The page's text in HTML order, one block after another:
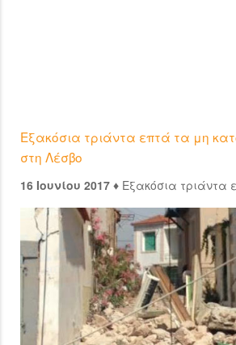
Εξακόσια τριάντα επτά τα μη
στη Λέσβο
16 Ιουνίου 2017 ♦ Εξακόσια τριάντα